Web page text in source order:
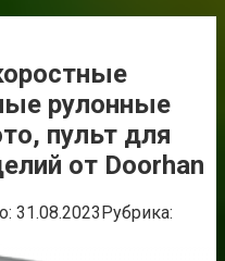
рулонные
пульт для
от Doorhan
31.08.2023Рубрика: